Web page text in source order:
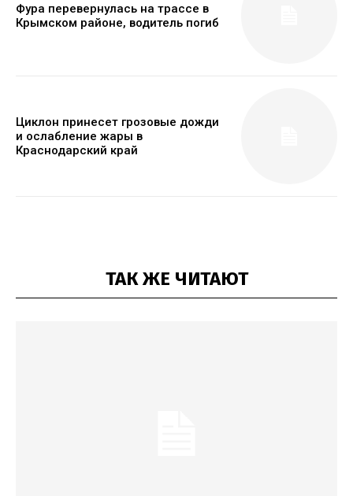
Фура перевернулась на трассе в
Крымском районе, водитель погиб
Циклон принесет грозовые дожди
и ослабление жары в
Краснодарский край
ТАК ЖЕ ЧИТАЮТ